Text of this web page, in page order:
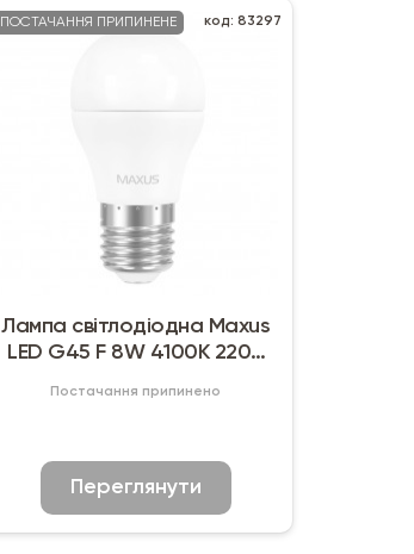
ПОСТАЧАННЯ ПРИПИНЕНЕ код: 83297
Лампа світлодіодна Maxus
LED G45 F 8W 4100K 220V
Постачання припинено
Переглянути